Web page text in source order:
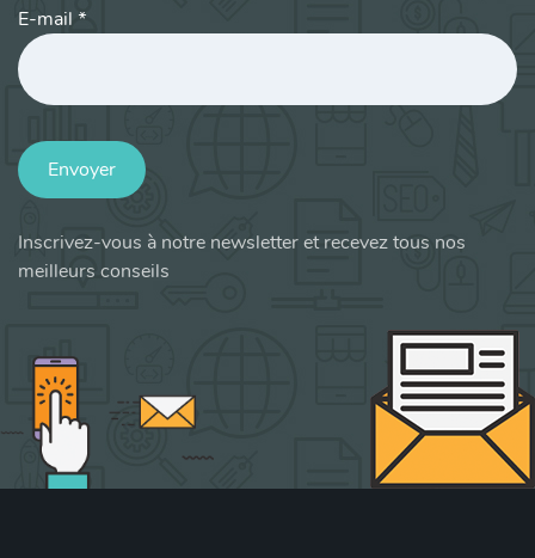
E-mail *
Envoyer
Inscrivez-vous à notre newsletter et recevez tous nos
meilleurs conseils